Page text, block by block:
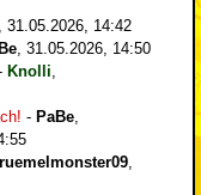
31.05.2026, 14:42
31.05.2026, 14:50
Knolli
- PaBe